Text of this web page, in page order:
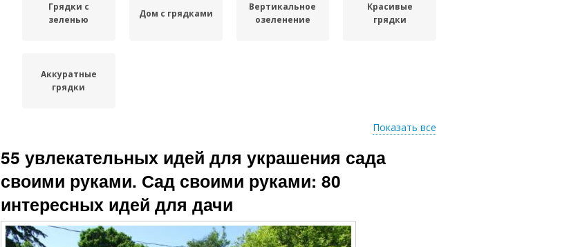
Грядки с
зеленью
Дом с грядками
Вертикальное
озеленение
Красивые
грядки
Аккуратные
грядки
Показать все
55 увлекательных идей для украшения сада
своими руками. Сад своими руками: 80
интересных идей для дачи